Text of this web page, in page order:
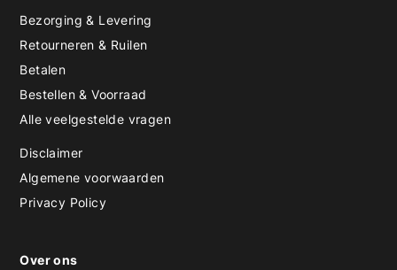
Bezorging & Levering
Retourneren & Ruilen
Betalen
Bestellen & Voorraad
Alle veelgestelde vragen
Disclaimer
Algemene voorwaarden
Privacy Policy
Over ons